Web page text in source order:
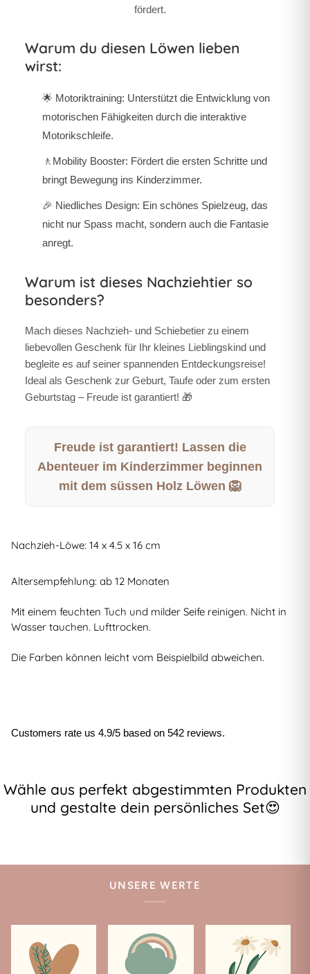
fördert.
Warum du diesen Löwen lieben
wirst:
🌟 Motoriktraining: Unterstützt die Entwicklung von
motorischen Fähigkeiten durch die interaktive
Motorikschleife.
🚶 Mobility Booster: Fördert die ersten Schritte und
bringt Bewegung ins Kinderzimmer.
🎉 Niedliches Design: Ein schönes Spielzeug, das
nicht nur Spass macht, sondern auch die Fantasie
anregt.
Warum ist dieses Nachziehtier so
besonders?
Mach dieses Nachzieh- und Schiebetier zu einem
liebevollen Geschenk für Ihr kleines Lieblingskind und
begleite es auf seiner spannenden Entdeckungsreise!
Ideal als Geschenk zur Geburt, Taufe oder zum ersten
Geburtstag – Freude ist garantiert! 🎁
Freude ist garantiert! Lassen die
Abenteuer im Kinderzimmer beginnen
mit dem süssen Holz Löwen 🦁
Nachzieh-Löwe: 14 x 4.5 x 16 cm
Altersempfehlung: ab 12 Monaten
Mit einem feuchten Tuch und milder Seife reinigen. Nicht in
Wasser tauchen. Lufttrocken.
Die Farben können leicht vom Beispielbild abweichen.
Customers rate us 4.9/5 based on 542 reviews.
Wähle aus perfekt abgestimmten Produkten
und gestalte dein persönliches Set😍
UNSERE WERTE